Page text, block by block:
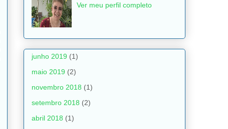
Ver meu perfil completo
junho 2019 (1)
maio 2019 (2)
novembro 2018 (1)
setembro 2018 (2)
abril 2018 (1)